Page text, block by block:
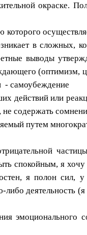
окраске.
в сложных,
выводы
(оптимизм,
- самоубеждение
действий или
содержать
путем
спокойным, я
я полон
деятельность
эмоционального